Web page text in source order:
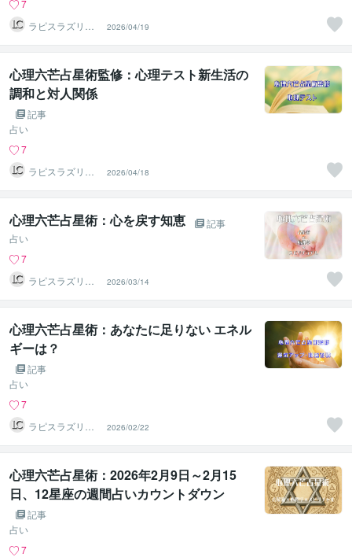
7
ラピスラズリク
リエイト
2026/04/19
心理六芒占星術監修：心理テスト新生活の
調和と対人関係
記事
占い
7
ラピスラズリク
リエイト
2026/04/18
心理六芒占星術：心を戻す知恵
記事
占い
7
ラピスラズリク
リエイト
2026/03/14
心理六芒占星術：あなたに足りない エネル
ギーは？
記事
占い
7
ラピスラズリク
リエイト
2026/02/22
心理六芒占星術：2026年2月9日～2月15
日、12星座の週間占いカウントダウン
記事
占い
7